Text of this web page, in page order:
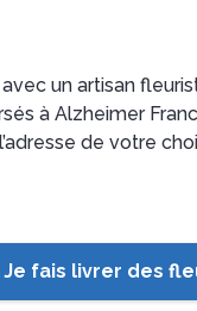
un artisan
à Alzheimer
de votre
Je fais livrer des